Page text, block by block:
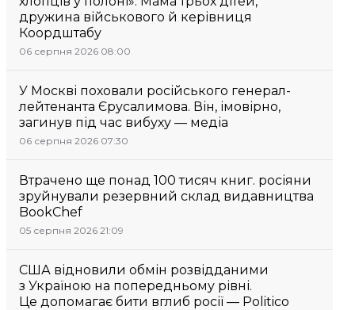
дружина військового й керівниця
Коордштабу
06 серпня 2026 08:00
У Москві поховали російського генерал-
лейтенанта Єрусалимова. Він, імовірно,
загинув під час вибуху — медіа
06 серпня 2026 07:30
Втрачено ще понад 100 тисяч книг. росіяни
зруйнували резервний склад видавництва
BookChef
05 серпня 2026 21:09
США відновили обмін розвідданими
з Україною на попередньому рівні.
Це допомагає бити вглиб росії — Politico